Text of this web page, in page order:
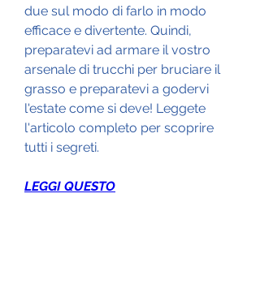
due sul modo di farlo in modo
efficace e divertente. Quindi,
preparatevi ad armare il vostro
arsenale di trucchi per bruciare il
grasso e preparatevi a godervi
l'estate come si deve! Leggete
l'articolo completo per scoprire
tutti i segreti.
LEGGI QUESTO